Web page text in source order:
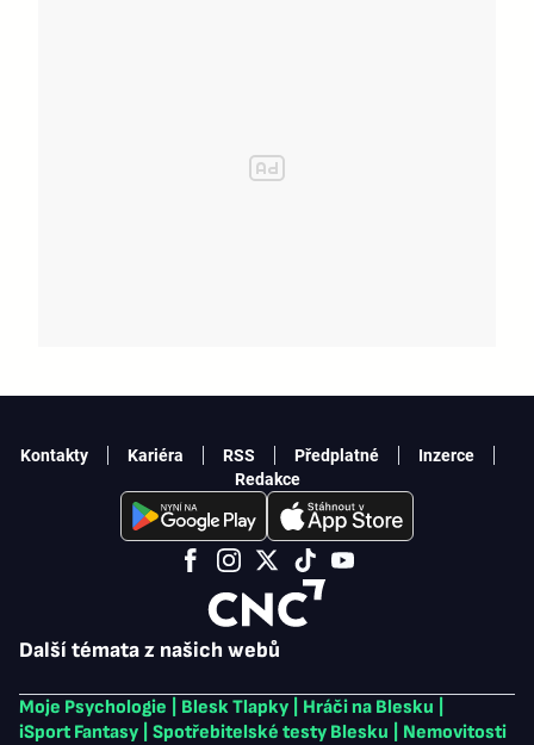
Další témata z našich webů
Moje Psychologie Blesk Tlapky Hráči na Blesku
iSport Fantasy
Spotřebitelské testy Blesku
Nemovitosti
Kontakty Kariéra RSS Předplatné
Inzerce
Redakce